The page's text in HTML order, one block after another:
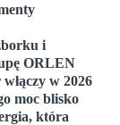
i
ORLEN
w 2026
moc blisko
która